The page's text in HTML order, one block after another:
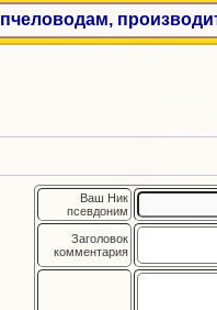
пчеловодам,
Ваш Ник
псевдоним
Заголовок
комментария